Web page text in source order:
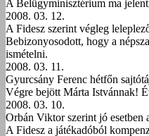
A Belügyminisztérium ma
2008. 03. 12.
A Fidesz szerint végleg
Bebizonyosodott, hogy a
ismételni.
2008. 03. 11.
Gyurcsány Ferenc hétfőn
Végre bejött Márta Istvánnak!
2008. 03. 10.
Orbán Viktor szerint jó esetben
A Fidesz a játékadóból